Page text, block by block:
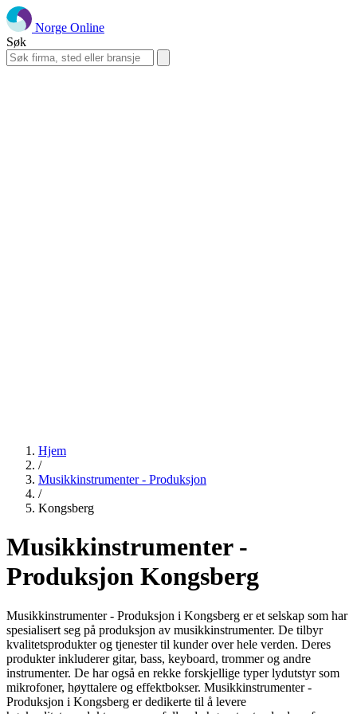
Norge Online
Søk
Hjem
/
Musikkinstrumenter - Produksjon
/
Kongsberg
Musikkinstrumenter -
Produksjon Kongsberg
Musikkinstrumenter - Produksjon i Kongsberg er et selskap som har
spesialisert seg på produksjon av musikkinstrumenter. De tilbyr
kvalitetsprodukter og tjenester til kunder over hele verden. Deres
produkter inkluderer gitar, bass, keyboard, trommer og andre
instrumenter. De har også en rekke forskjellige typer lydutstyr som
mikrofoner, høyttalere og effektbokser. Musikkinstrumenter -
Produksjon i Kongsberg er dedikerte til å levere